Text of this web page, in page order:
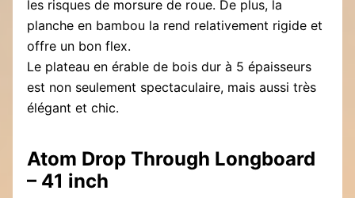
les risques de morsure de roue. De plus, la
planche en bambou la rend relativement rigide et
offre un bon flex.
Le plateau en érable de bois dur à 5 épaisseurs
est non seulement spectaculaire, mais aussi très
élégant et chic.
Atom Drop Through Longboard
– 41 inch